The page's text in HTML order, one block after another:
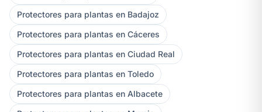
Protectores para plantas en Badajoz
Protectores para plantas en Cáceres
Protectores para plantas en Ciudad Real
Protectores para plantas en Toledo
Protectores para plantas en Albacete